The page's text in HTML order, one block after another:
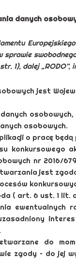
danych
sprawie
1), dalej „RODO”,
jest
osobowych.
o pracę
nr 2016/
jest
( art. 6 ust. 1 lit.
do
zgody – do jej